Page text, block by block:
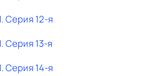
. Серия 12-я
. Серия 13-я
. Серия 14-я